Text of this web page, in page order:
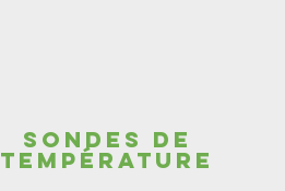
Sondes de
température